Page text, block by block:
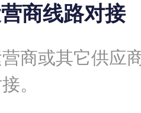
商线路对接
商或其它供应
。